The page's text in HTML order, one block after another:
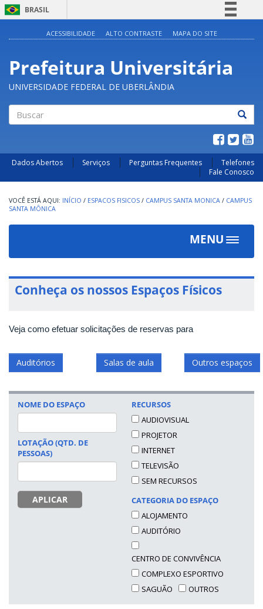
BRASIL
Participe
Acesso à informação
ACESSIBILIDADE ALTO CONTRASTE MAPA DO SITE
Prefeitura Universitária
UNIVERSIDADE FEDERAL DE UBERLÂNDIA
Dados Abertos Serviços Perguntas Frequentes
Telefones
Fale Conosco
INÍCIO / ESPACOS FISICOS / CAMPUS SANTA MONICA / CAMPUS
SANTA MÔNICA
MENU
Toggle
Conheça os nossos Espaços Físicos
Veja como efetuar solicitações de reservas para
Auditórios Salas de aula Outros espaços
NOME DO ESPAÇO
LOTAÇÃO (QTD. DE
PESSOAS)
APLICAR
RECURSOS
AUDIOVISUAL
PROJETOR
INTERNET
TELEVISÃO
SEM RECURSOS
CATEGORIA DO ESPAÇO
ALOJAMENTO
AUDITÓRIO
CENTRO DE CONVIVÊNCIA
COMPLEXO ESPORTIVO
SAGUÃO
OUTROS